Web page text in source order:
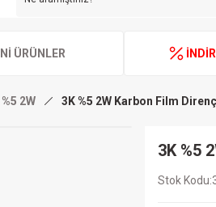
ÜRÜNLER
2W 3K %5 2W Karbon Film Direnç
3K %5
Stok Kodu